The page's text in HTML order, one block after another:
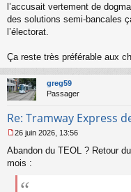
o
n
l
l’accusait vertement de
des solutions semi-bancales
l’électorat.
Ça reste très préférable aux
greg59
Passager
Re: Tramway Express
e
s
26 juin 2026, 13:56
Abandon du TEOL ? Retour
mois :